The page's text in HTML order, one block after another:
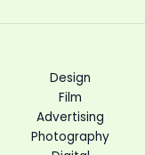
Design
Film
Advertising
Photography